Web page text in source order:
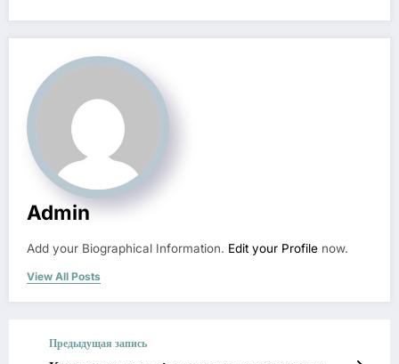
Admin
Add your Biographical Information. Edit your Profile now.
View All Posts
Предыдущая запись